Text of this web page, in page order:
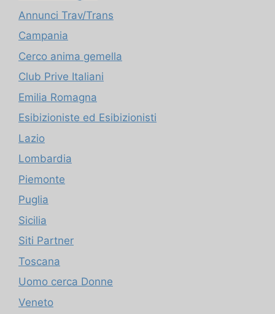
Annunci Trav/Trans
Campania
Cerco anima gemella
Club Prive Italiani
Emilia Romagna
Esibizioniste ed Esibizionisti
Lazio
Lombardia
Piemonte
Puglia
Sicilia
Siti Partner
Toscana
Uomo cerca Donne
Veneto